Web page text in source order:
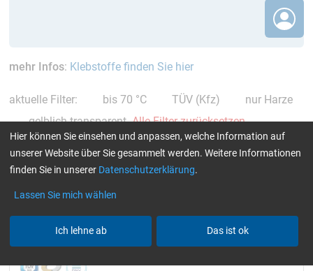
mehr Infos: Klebstoffe finden Sie hier
aktuelle Filter: bis 70 °C TÜV (Kfz)
nur Harze
gelblich-transparent Alle Filter zurücksetzen
Hier können Sie einsehen und anpassen, welche Information auf
unserer Website über Sie gesammelt werden. Weitere Informationen
finden Sie in unserer Datenschutzerklärung.
Lassen Sie mich wählen
Ich lehne ab Das ist ok